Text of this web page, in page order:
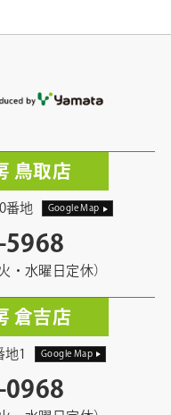
鳥取店
番地 Google Map
5968
・水曜日定休）
倉吉店
1 Google Map
0968